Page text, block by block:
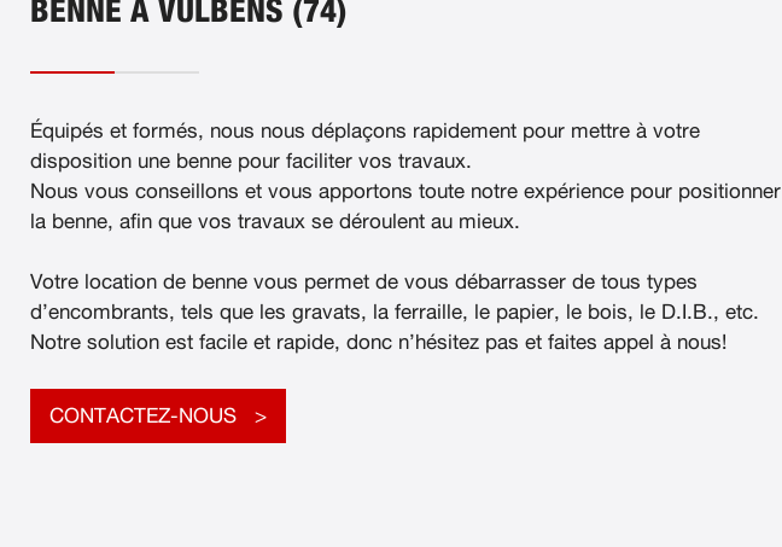
BENNE À VULBENS (74)
Équipés et formés, nous nous déplaçons rapidement pour mettre à votre
disposition une benne pour faciliter vos travaux.
Nous vous conseillons et vous apportons toute notre expérience pour positionner
la benne, afin que vos travaux se déroulent au mieux.
Votre location de benne vous permet de vous débarrasser de tous types
d’encombrants, tels que les gravats, la ferraille, le papier, le bois, le D.I.B., etc.
Notre solution est facile et rapide, donc n’hésitez pas et faites appel à nous!
CONTACTEZ-NOUS